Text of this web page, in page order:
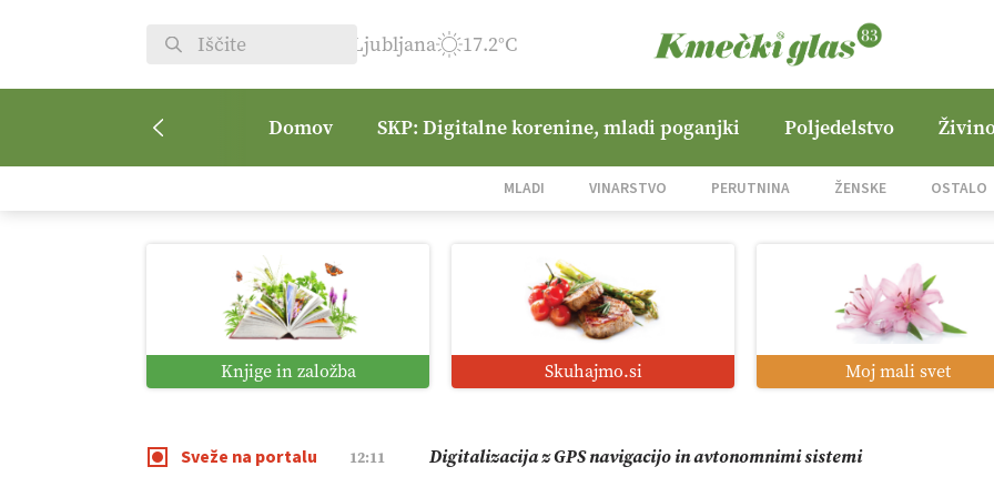
Ljubljana 17.2°C
Domov SKP: Digitalne korenine, mladi poganjki Poljedelstvo
MLADI VINARSTVO PERUTNINA ŽENSKE OSTALO
Knjige in založba Skuhajmo.si Moj mali svet
Sveže na portalu
08:50 Vrt Dvorjane Hills
01:38 Digitalno od satelita do prašičjega korita
12:11 Digitalizacija z GPS navigacijo in avtonomnimi sistemi
09:09 Pomagajmo družini Bregar po uničujočem požaru